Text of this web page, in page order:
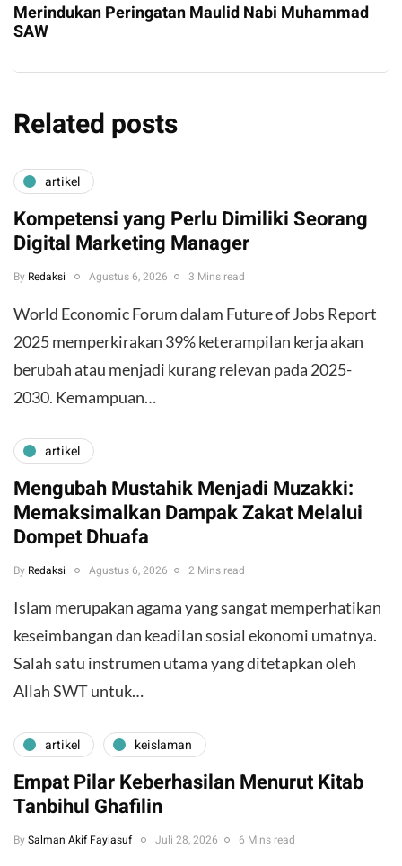
Merindukan Peringatan Maulid Nabi Muhammad
SAW
Related posts
artikel
Kompetensi yang Perlu Dimiliki Seorang
Digital Marketing Manager
By Redaksi Agustus 6, 2026 3 Mins read
World Economic Forum dalam Future of Jobs Report
2025 memperkirakan 39% keterampilan kerja akan
berubah atau menjadi kurang relevan pada 2025-
2030. Kemampuan…
artikel
Mengubah Mustahik Menjadi Muzakki:
Memaksimalkan Dampak Zakat Melalui
Dompet Dhuafa
By Redaksi Agustus 6, 2026 2 Mins read
Islam merupakan agama yang sangat memperhatikan
keseimbangan dan keadilan sosial ekonomi umatnya.
Salah satu instrumen utama yang ditetapkan oleh
Allah SWT untuk…
artikel keislaman
Empat Pilar Keberhasilan Menurut Kitab
Tanbihul Ghafilin
By Salman Akif Faylasuf Juli 28, 2026 6 Mins read